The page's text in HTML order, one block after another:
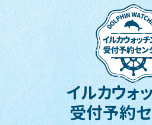
イルカウォ
受付予約